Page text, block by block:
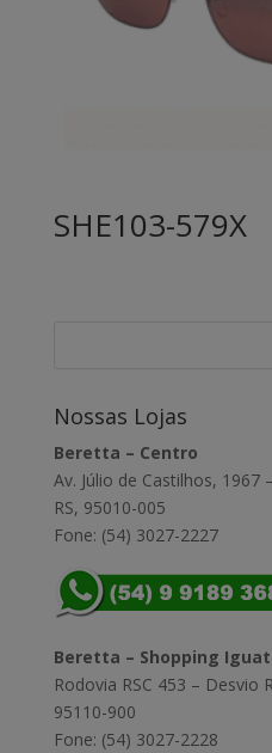
SHE103-579X
Nossas Lojas
Beretta – Centro
Av. Júlio de Castilhos, 1967
RS, 95010-005
Fone: (54) 3027-2227
Beretta – Shopping
Rodovia RSC 453 – Desvio
95110-900
Fone: (54) 3027-2228